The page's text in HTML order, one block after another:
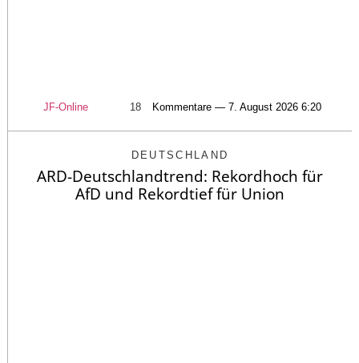
JF-Online 18 Kommentare — 7. August 2026 6:20
DEUTSCHLAND
ARD-Deutschlandtrend: Rekordhoch für
AfD und Rekordtief für Union